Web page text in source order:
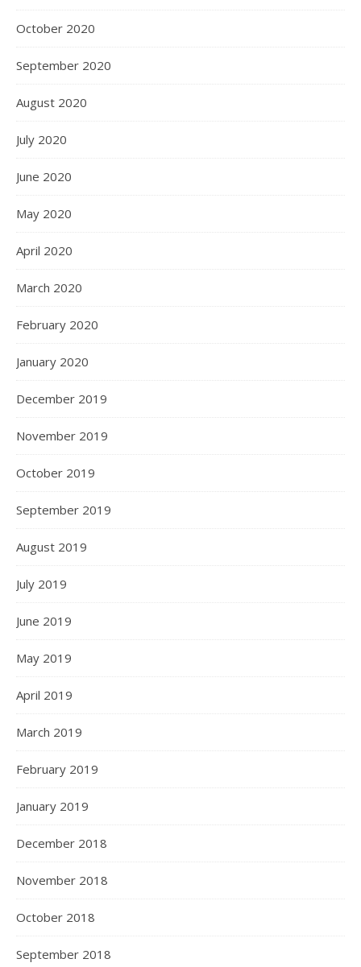
October 2020
September 2020
August 2020
July 2020
June 2020
May 2020
April 2020
March 2020
February 2020
January 2020
December 2019
November 2019
October 2019
September 2019
August 2019
July 2019
June 2019
May 2019
April 2019
March 2019
February 2019
January 2019
December 2018
November 2018
October 2018
September 2018